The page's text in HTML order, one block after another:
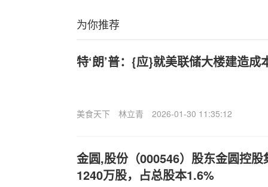
为你推荐
特‘朗’普：{应}就美联储大楼建造成
美食天下 林立青 2026-01-30 11:35:12
金圆,股份（000546）股东金圆控
1240万股，占总股本1.6%